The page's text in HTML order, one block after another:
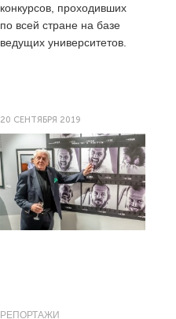
конкурсов, проходивших
по всей стране на базе
ведущих университетов.
20 СЕНТЯБРЯ 2019
РЕПОРТАЖИ